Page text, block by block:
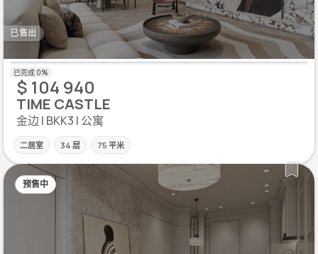
已售出
$ 104 940
TIME CASTLE
金边 | BKK3 | 公寓
二居室 34 层 75 平米
预售中